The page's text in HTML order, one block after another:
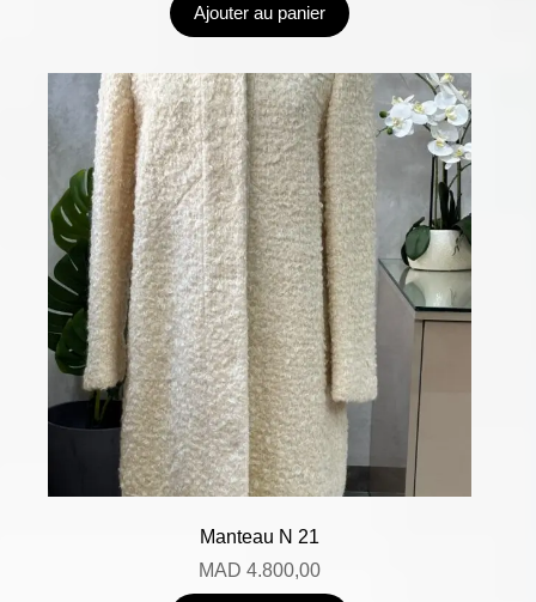
Ajouter au panier
Manteau N 21
MAD 4.800,00